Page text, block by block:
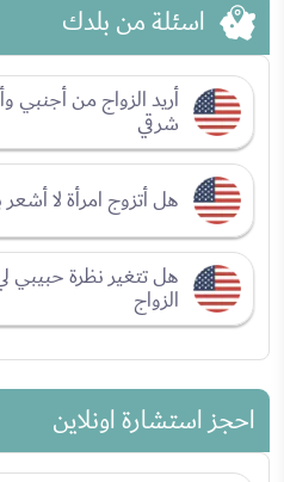
اسئلة من بلدك
أريد الزواج من
شرقي
هل أتزوج امرأة لا أشعر
هل تتغير نظرة
الزواج
احجز استشارة اونلاين